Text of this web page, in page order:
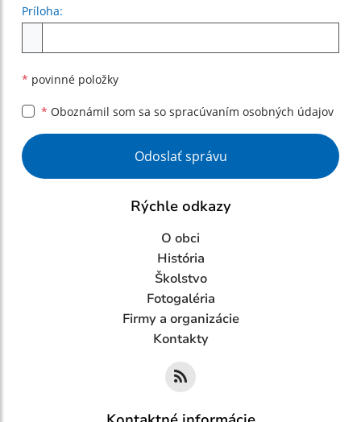
Príloha:
* povinné položky
* Oboznámil som sa so spracúvaním osobných údajov
Google reCaptcha Response
Odoslať správu
Rýchle odkazy
O obci
História
Školstvo
Fotogaléria
Firmy a organizácie
Kontakty